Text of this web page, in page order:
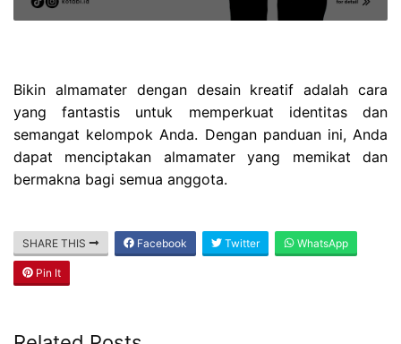
Bikin almamater dengan desain kreatif adalah cara
yang fantastis untuk memperkuat identitas dan
semangat kelompok Anda. Dengan panduan ini, Anda
dapat menciptakan almamater yang memikat dan
bermakna bagi semua anggota.
SHARE THIS Facebook Twitter WhatsApp
Pin It